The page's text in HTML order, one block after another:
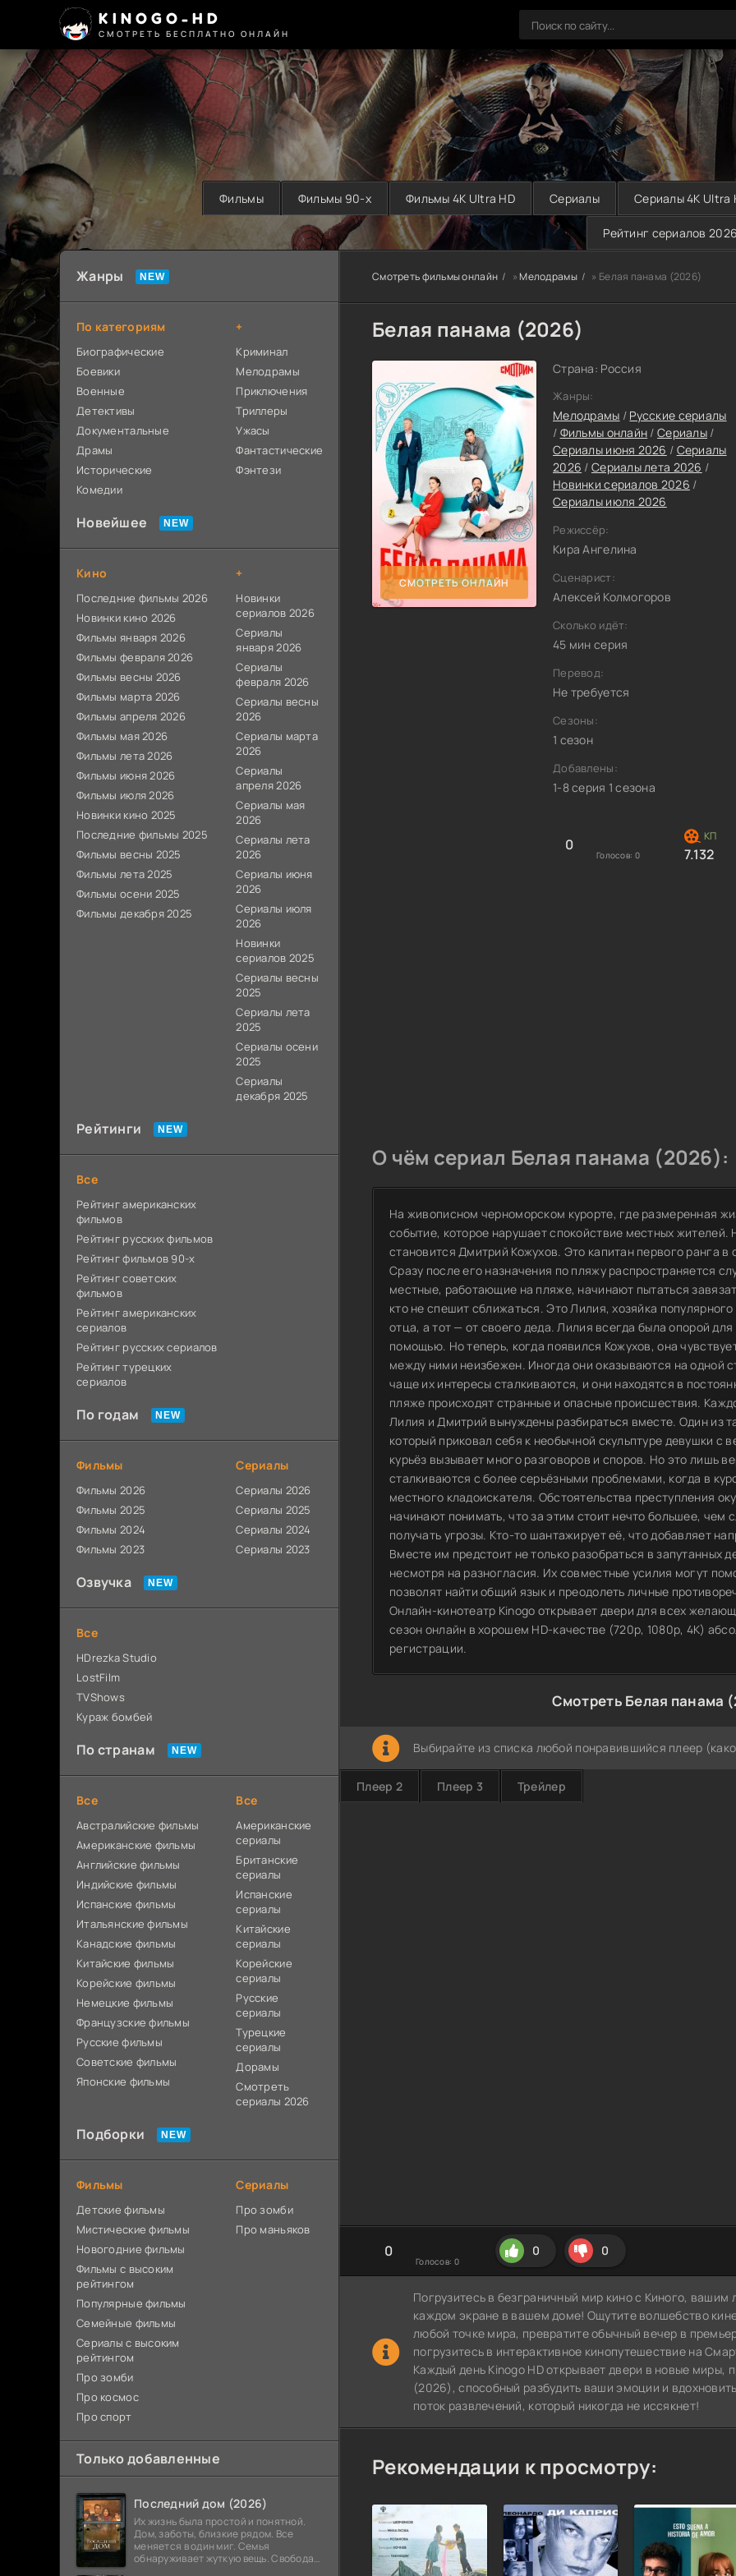
KINOGO-HD
СМОТРЕТЬ БЕСПЛАТНО ОНЛАЙН
Фильмы Фильмы 90-х Фильмы 4K Ultra HD Сериалы Сериалы 4K Ultra
Рейтинг сериалов 2026
Смотреть фильмы онлайн »Мелодрамы » Белая панама (2026)
Белая панама (2026)
СМОТРЕТЬ ОНЛАЙН
Страна: Россия
Жанры:
Мелодрамы / Русские сериалы
/ Фильмы онлайн /Сериалы /
Сериалы июня 2026 / Сериалы
2026 / Сериалы лета 2026 /
Новинки сериалов 2026 /
Сериалы июля 2026
Режиссёр:
Кира Ангелина
Сценарист:
Алексей Колмогоров
Сколько идёт:
45 мин серия
Перевод:
Не требуется
Сезоны:
1 сезон
Добавлены:
1-8 серия 1 сезона
0
Голосов: 0 7.132
О чём сериал Белая панама (2026):
На живописном черноморском курорте, где размеренная
событие, которое нарушает спокойствие местных
становится Дмитрий Кожухов. Это капитан первого ранга
Сразу после его назначения по пляжу распространяется
местные, работающие на пляже, начинают пытаться
кто не спешит сближаться. Это Лилия, хозяйка
отца, а тот — от своего деда. Лилия всегда была опорой
помощью. Но теперь, когда появился Кожухов, она
между ними неизбежен. Иногда они оказываются на одной
чаще их интересы сталкиваются, и они находятся в
пляже происходят странные и опасные происшествия.
Лилия и Дмитрий вынуждены разбираться вместе. Один из
который приковал себя к необычной скульптуре девушки с
курьёз вызывает много разговоров и споров. Но это лишь
сталкиваются с более серьёзными проблемами, когда в
местного кладоискателя. Обстоятельства преступления
начинают понимать, что за этим стоит нечто большее, чем
получать угрозы. Кто-то шантажирует её, что добавляет
Вместе им предстоит не только разобраться в запутанных
несмотря на разногласия. Их совместные усилия могут
позволят найти общий язык и преодолеть личные
Онлайн-кинотеатр Kinogo открывает двери для всех
сезон онлайн в хорошем HD-качестве (720p, 1080p, 4K)
регистрации.
Смотреть Белая панама
Выбирайте из списка любой понравившийся плеер
Плеер 2 Плеер 3 Трейлер
0
Голосов: 0
0 0
Погрузитесь в безграничный мир кино с Киного,
каждом экране в вашем доме! Ощутите волшебство
любой точке мира, превратите обычный вечер в
погрузитесь в интерактивное кинопутешествие на
Каждый день Kinogo HD открывает двери в новые миры,
(2026), способный разбудить ваши эмоции и
поток развлечений, который никогда не иссякнет!
Рекомендации к просмотру:
Жанры
По категориям
Биографические
Боевики
Военные
Детективы
Документальные
Драмы
Исторические
Комедии
+
Криминал
Мелодрамы
Приключения
Триллеры
Ужасы
Фантастические
Фэнтези
Новейшее
Кино
Последние фильмы 2026
Новинки кино 2026
Фильмы января 2026
Фильмы февраля 2026
Фильмы весны 2026
Фильмы марта 2026
Фильмы апреля 2026
Фильмы мая 2026
Фильмы лета 2026
Фильмы июня 2026
Фильмы июля 2026
Новинки кино 2025
Последние фильмы 2025
Фильмы весны 2025
Фильмы лета 2025
Фильмы осени 2025
Фильмы декабря 2025
+
Новинки
сериалов 2026
Сериалы
января 2026
Сериалы
февраля 2026
Сериалы весны
2026
Сериалы марта
2026
Сериалы
апреля 2026
Сериалы мая
2026
Сериалы лета
2026
Сериалы июня
2026
Сериалы июля
2026
Новинки
сериалов 2025
Сериалы весны
2025
Сериалы лета
2025
Сериалы осени
2025
Сериалы
декабря 2025
Рейтинги
Все
Рейтинг американских
фильмов
Рейтинг русских фильмов
Рейтинг фильмов 90-х
Рейтинг советских
фильмов
Рейтинг американских
сериалов
Рейтинг русских сериалов
Рейтинг турецких
сериалов
По годам
Фильмы
Фильмы 2026
Фильмы 2025
Фильмы 2024
Фильмы 2023
Сериалы
Сериалы 2026
Сериалы 2025
Сериалы 2024
Сериалы 2023
Озвучка
Все
HDrezka Studio
LostFilm
TVShows
Кураж бомбей
По странам
Все
Австралийские фильмы
Американские фильмы
Английские фильмы
Индийские фильмы
Испанские фильмы
Итальянские фильмы
Канадские фильмы
Китайские фильмы
Корейские фильмы
Немецкие фильмы
Французские фильмы
Русские фильмы
Советские фильмы
Японские фильмы
Все
Американские
сериалы
Британские
сериалы
Испанские
сериалы
Китайские
сериалы
Корейские
сериалы
Русские
сериалы
Турецкие
сериалы
Дорамы
Смотреть
сериалы 2026
Подборки
Фильмы
Детские фильмы
Мистические фильмы
Новогодние фильмы
Фильмы с высоким
рейтингом
Популярные фильмы
Семейные фильмы
Сериалы с высоким
рейтингом
Про зомби
Про космос
Про спорт
Сериалы
Про зомби
Про маньяков
Только добавленные
Последний дом (2026)
Их жизнь была простой и понятной.
Дом, заботы, близкие рядом. Все
меняется в один миг. Семья
обнаруживает жуткую вещь. Свобода